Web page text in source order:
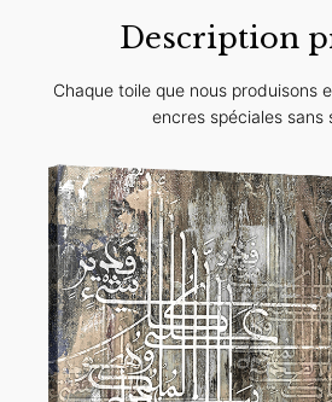
Description
Chaque toile que nous produisons
encres spéciales sans